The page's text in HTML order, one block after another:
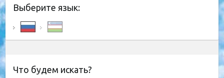
Выберите язык:
Что будем искать?